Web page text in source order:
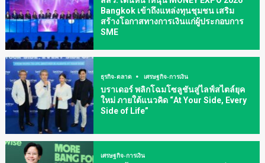
Bangkok เข้าถึงแหล่งทุนชุมชน เสริม
สร้างโอกาสทางการเงินแก่ผู้ประกอบการ
SME
ธุรกิจ-ตลาด เศรษฐกิจ-การเงิน
บราเดอร์ พลิกโฉมโซลูชันสู่ไลฟ์สไตล์ยุค
ใหม่ ภายใต้แนวคิด “At Your Side, Every
Side of Life”
เศรษฐกิจ-การเงิน